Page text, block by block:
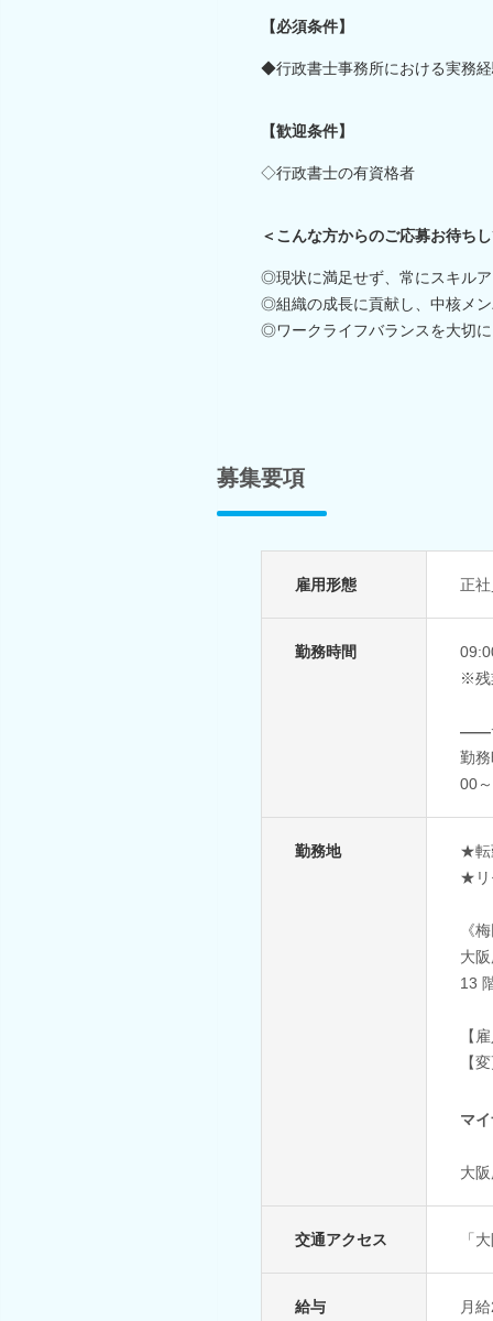
【必須条件】
◆行政書士事務所における実務
【歓迎条件】
◇行政書士の有資格者
＜こんな方からのご応募お待ち
◎現状に満足せず、常にスキル
◎組織の成長に貢献し、中核メ
◎ワークライフバランスを大切
募集要項
雇用形態 正
勤務時間
※残
――★
勤
00
勤務地
★転
★リ
《
大
13
【
【
マ
大
交通アクセス 「
給与 月